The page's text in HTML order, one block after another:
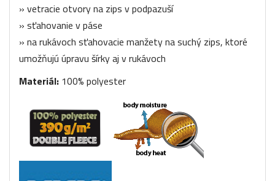
» vetracie otvory na zips v podpazuší
» sťahovanie v páse
» na rukávoch sťahovacie manžety na suchý zips, ktoré
umožňujú úpravu šírky aj v rukávoch
Materiál: 100% polyester